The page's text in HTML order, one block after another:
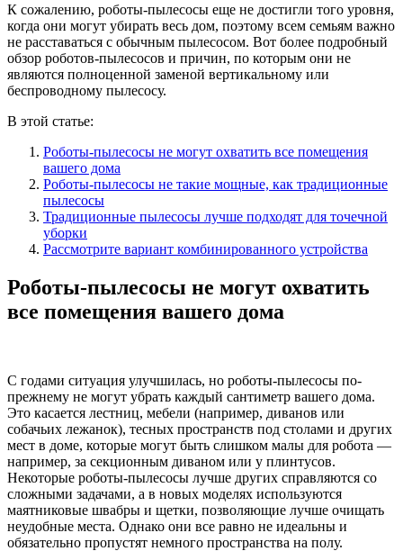
К сожалению, роботы-пылесосы еще не достигли того уровня,
когда они могут убирать весь дом, поэтому всем семьям важно
не расставаться с обычным пылесосом. Вот более подробный
обзор роботов-пылесосов и причин, по которым они не
являются полноценной заменой вертикальному или
беспроводному пылесосу.
В этой статье:
Роботы-пылесосы не могут охватить все помещения
вашего дома
Роботы-пылесосы не такие мощные, как традиционные
пылесосы
Традиционные пылесосы лучше подходят для точечной
уборки
Рассмотрите вариант комбинированного устройства
Роботы-пылесосы не могут охватить
все помещения вашего дома
С годами ситуация улучшилась, но роботы-пылесосы по-
прежнему не могут убрать каждый сантиметр вашего дома.
Это касается лестниц, мебели (например, диванов или
собачьих лежанок), тесных пространств под столами и других
мест в доме, которые могут быть слишком малы для робота —
например, за секционным диваном или у плинтусов.
Некоторые роботы-пылесосы лучше других справляются со
сложными задачами, а в новых моделях используются
маятниковые швабры и щетки, позволяющие лучше очищать
неудобные места. Однако они все равно не идеальны и
обязательно пропустят немного пространства на полу.